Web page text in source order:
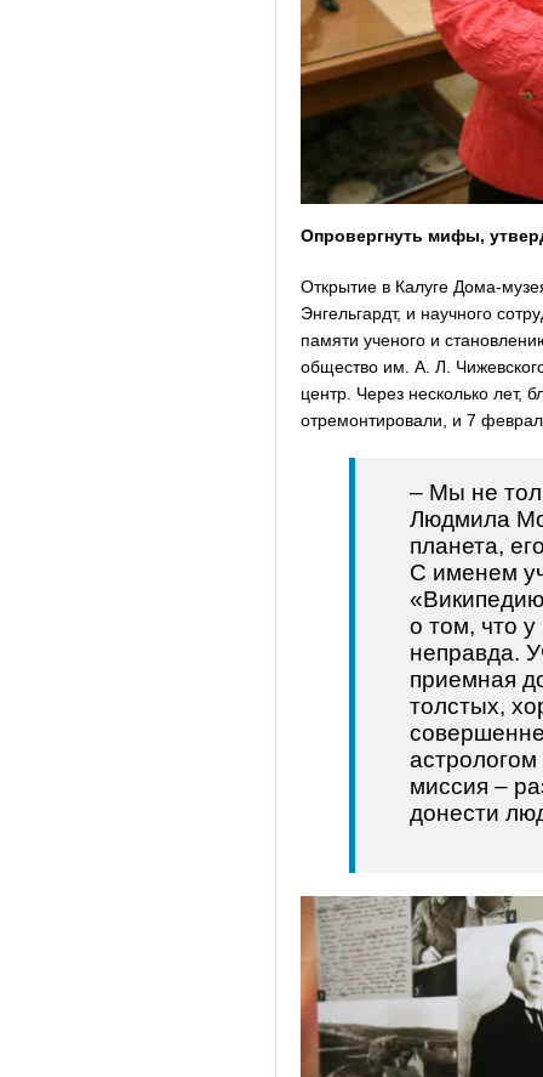
Опровергнуть мифы,
Открытие в Калуге Дома-
Энгельгардт, и научного
памяти ученого и
общество им. А. Л.
центр. Через несколько лет,
отремонтировали, и 7
– Мы не
Людмила
планета,
С именем
о том, что
неправда.
приемная
толстых,
миссия –
донести